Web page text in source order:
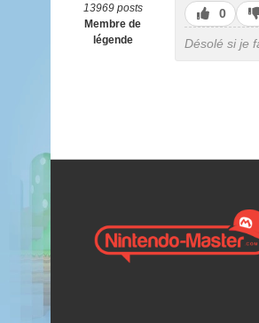
13969 posts
Membre de
légende
J’aime
0
Désolé si je